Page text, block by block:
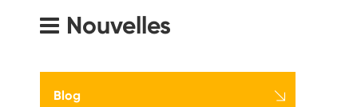
Nouvelles
Blog 